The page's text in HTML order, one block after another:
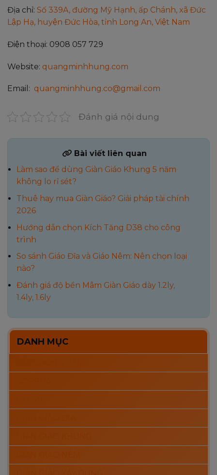
Địa chỉ: Số 339A, đường Mỹ Hạnh, ấp Chánh, xã Đức
Lập Hạ, huyện Đức Hòa, tỉnh Long An, Việt Nam
Điện thoại: 0908 057 729
Website: quangminhhung.com
Email: quangminhhung.co@gmail.com
Đánh giá nội dung
Bài viết liên quan
Làm sao để dùng Giàn Giáo Khung 5 năm
không lo rỉ sét?
Thuê hay mua Giàn Giáo? Giải pháp tài chính
2026
Hướng dẫn chọn Kích Tăng D38 cho công
trình
So sánh Giáo Đĩa và Giáo Nêm: Nên chọn loại
nào?
Đánh giá độ bền Mâm Giàn Giáo dày 1.2ly,
1.4ly, 1.6ly
DANH MỤC